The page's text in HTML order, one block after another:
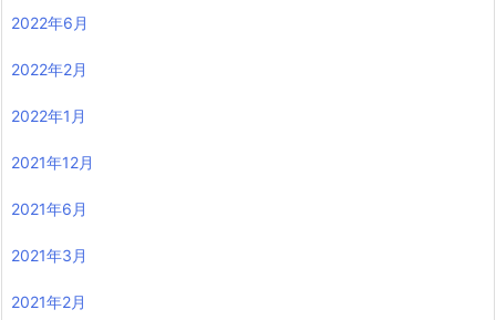
2022年6月
2022年2月
2022年1月
2021年12月
2021年6月
2021年3月
2021年2月